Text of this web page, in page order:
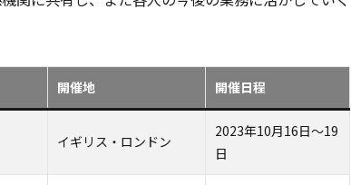
開催地 開催日程
イギリス・ロンドン
2023年10月16日～19
日